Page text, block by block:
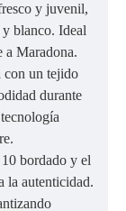
y juvenil,
y blanco. Ideal
a Maradona.
con un tejido
durante
bordado y el
la autenticidad.